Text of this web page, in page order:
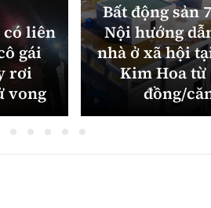
liên
gái
rơi
vong
Bất động sản
Nội hướng
nhà ở xã hội
Kim Hoa từ
đồng/